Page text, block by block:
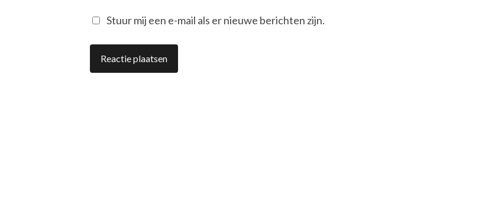
Stuur mij een e-mail als er nieuwe berichten zijn.